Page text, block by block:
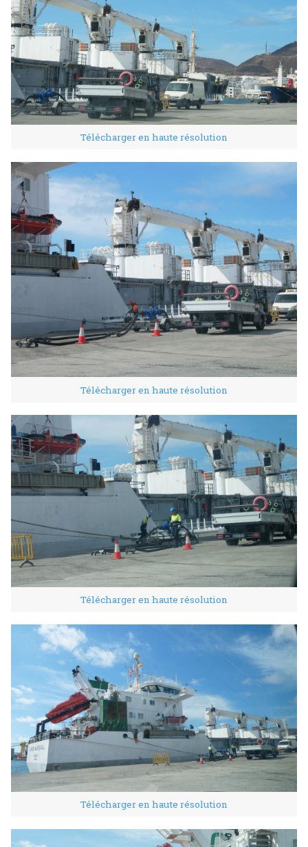
Télécharger en haute résolution
Télécharger en haute résolution
Télécharger en haute résolution
Télécharger en haute résolution